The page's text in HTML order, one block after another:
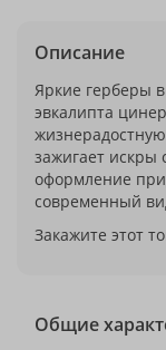
Описание
Яркие герберы
эвкалипта
зажигает искры
оформление
современный
Закажите этот
Общие